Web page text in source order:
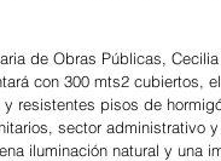
de Obras Públicas,
con 300 mts2 cubiertos,
resistentes pisos de
sector administrativo
iluminación natural y una